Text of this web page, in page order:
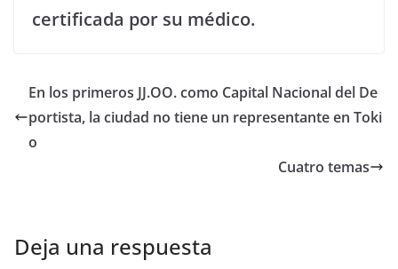
certificada por su médico.
En los primeros JJ.OO. como Capital Nacional del De
portista, la ciudad no tiene un representante en Toki
o
Cuatro temas
Deja una respuesta